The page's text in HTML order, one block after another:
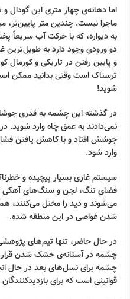
اما دهانه‌ی چهار متری این گودال و
ماجرا نیست. چندین متر
به دیواره، که با حرکت آب سریعاً
دو ورودی وجود دارد به
و پایین رفتن در تاریکی و
ترسناک است وقتی بدانید ممکن
شوید!
در گذشته این چشمه به قدری
جوشش افتاد و با کاهش یافتن
وارد شود.
سیستم غاری بسیار پیچیده و
فضای تنگ، لجن و سنگ‌های
می‌شوند و دید را مختل می‌کنند،
شدن غواصی در این منطقه شده.
در حال حاضر، تنها تیم‌های
چشمه در آستانه‌ی خشک شدن قرار
چشمه برای نسل‌های بعد در حال
قوانینی است که برای